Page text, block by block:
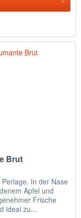
Brut
In der Nase
Apfel und
Frische
ideal zu...